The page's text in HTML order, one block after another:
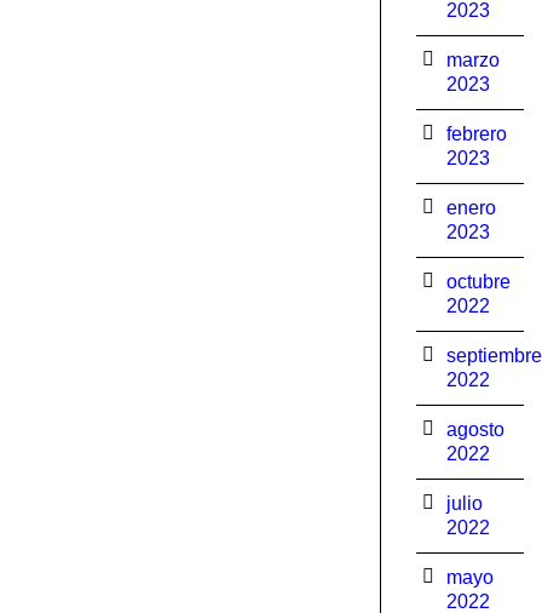
2023
marzo
2023
febrero
2023
enero
2023
octubre
2022
septiembre
2022
agosto
2022
julio
2022
mayo
2022